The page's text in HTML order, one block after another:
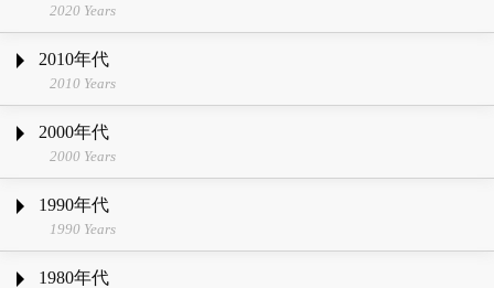
2020 Years
2010年代
2010 Years
2000年代
2000 Years
1990年代
1990 Years
1980年代